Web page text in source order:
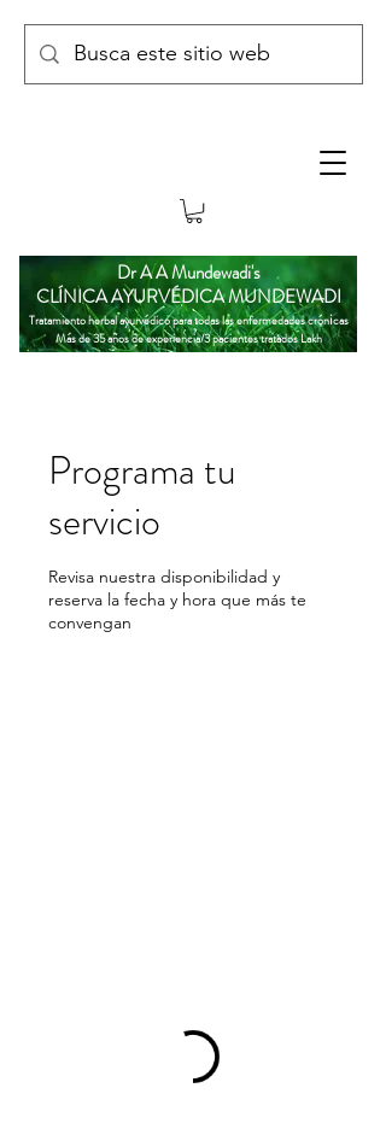
Dr A A Mundewadi's
CLÍNICA AYURVÉDICA MUNDEWADI
Tratamiento herbal ayurvédico para todas las enfermedades crónicas
Más de 35 años de experiencia/3 pacientes tratados Lakh
Programa tu
servicio
Revisa nuestra disponibilidad y
reserva la fecha y hora que más te
convengan